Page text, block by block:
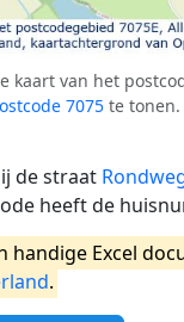
kaart van het
7075 te tonen.
de straat
heeft de
handige Excel
.